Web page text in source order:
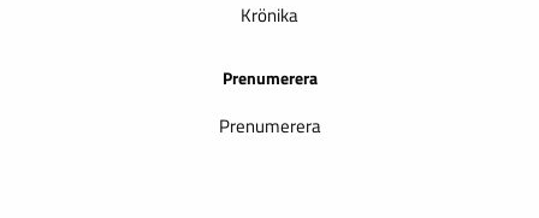
Krönika
Prenumerera
Prenumerera